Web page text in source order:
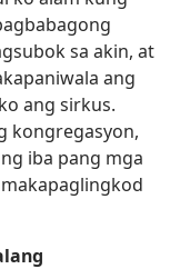
sa akin, at
ang
ang sirkus.
kongregasyon,
iba pang mga